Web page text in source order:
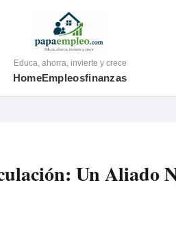
Educa, ahorra, invierte y crece
HomeEmpleosfinanzas
Un Aliado